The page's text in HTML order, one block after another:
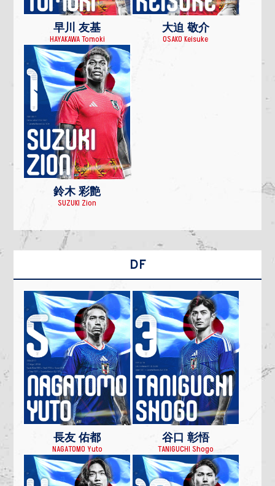
早川 友基
HAYAKAWA Tomoki
大迫 敬介
OSAKO Keisuke
鈴木 彩艶
SUZUKI Zion
DF
長友 佑都
NAGATOMO Yuto
谷口 彰悟
TANIGUCHI Shogo